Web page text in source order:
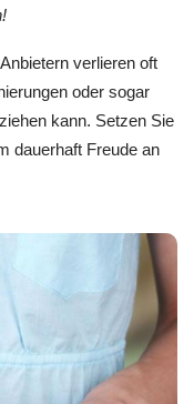
verlieren oft
oder sogar
kann. Setzen Sie
dauerhaft Freude an